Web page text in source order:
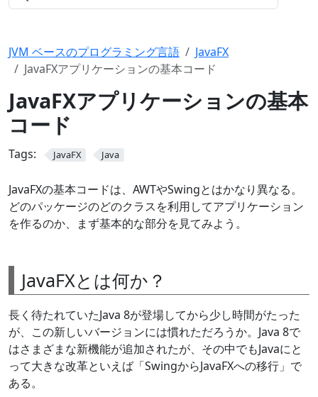
JVM ベースのプログラミング言語
JavaFX
JavaFXアプリケーションの基本コード
JavaFXアプリケーションの基本
コード
Tags: JavaFX Java
JavaFXの基本コードは、AWTやSwingとはかなり異なる。
どのパッケージのどのクラスを利用してアプリケーション
を作るのか、まず基本的な部分を見てみよう。
JavaFXとは何か？
長く待たれていたJava 8が登場してから少し時間がたった
が、この新しいバージョンには慣れただろうか。Java 8で
はさまざまな新機能が追加されたが、その中でもJavaにと
って大きな改革といえば「SwingからJavaFXへの移行」で
ある。